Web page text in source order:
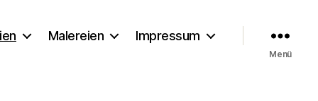
Malereien Impressum
Menü